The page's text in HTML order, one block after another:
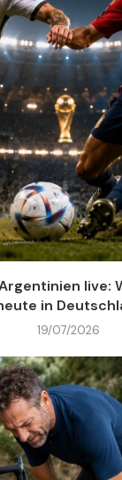
live:
in
19/07/2026